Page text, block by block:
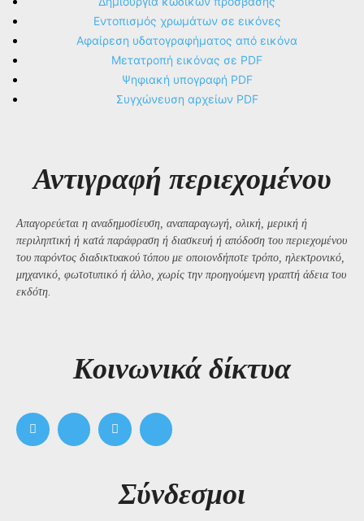
Εντοπισμός χρωμάτων σε εικόνες
Αφαίρεση υδατογραφήματος από εικόνα
Μετατροπή εικόνας σε PDF
Ψηφιακή υπογραφή PDF
Συγχώνευση αρχείων PDF
Αντιγραφή περιεχομένου
Απαγορεύεται η αναδημοσίευση, αναπαραγωγή, ολική, μερική ή
περιληπτική ή κατά παράφραση ή διασκευή ή απόδοση του περιεχομένου
του παρόντος διαδικτυακού τόπου με οποιονδήποτε τρόπο, ηλεκτρονικό,
μηχανικό, φωτοτυπικό ή άλλο, χωρίς την προηγούμενη γραπτή άδεια του
εκδότη.
Kοινωνικά δίκτυα
Σύνδεσμοι